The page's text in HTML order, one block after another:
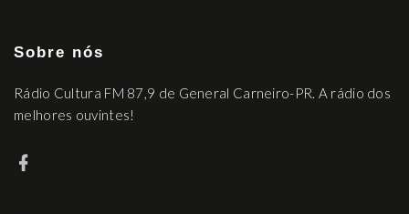
Sobre nós
Rádio Cultura FM 87,9 de General Carneiro-PR. A rádio dos
melhores ouvintes!